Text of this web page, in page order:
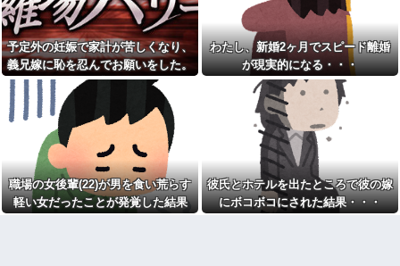
何度もお金を貸してきたシン
ママ妹が、今度はランドセル代
と制服代まで要求してきた。そ
の裏事情を知って頭を抱えるこ
とに…
お前ら「日本も核武装汁！」
←１万発の核弾頭どこに
イーロン・マスク「中国のロ
ボットはデタラメで遠隔操作し
てるだけ」
【画像】森高千里(55) 「ミニ
スカートはとてもムリよ若い子
には負けるわ」←ワイらにはブ
ッ刺さりまくってしまうw w w
w w w
スッポン解体動画を見る彼女
「美味しそう♪」→俺「生きたま
ま捌かれて可哀想だろ！サイコ
パスか？」←お前らどっち？
「仕事にあぶれたから雇って
ほしい、なんでもする」とキチ
ママがやってきた
トメ「お腹の子は孫と認めな
い！」とイキるクソトメに父親
不明のコトメ子を引き合いに出
した私。トメ「米軍の血筋
よ！」私「〇〇じゃないです
か」←得体の知れない～はお前
（コトメ）のところだろｗ
【衝撃】秋田県の超エリート
幹部、オンライン会見に「バス
予定外の妊娠で家計が苦しくなり、
義兄嫁に恥を忍んでお願いをした。
その返事が予想外すぎて…
わたし、新婚2ヶ月でスピード離婚
が現実的になる・・・
職場の女後輩(22)が男を食い荒らす
軽い女だったことが発覚した結果
彼氏とホテルを出たところで彼の嫁
にボコボコにされた結果・・・